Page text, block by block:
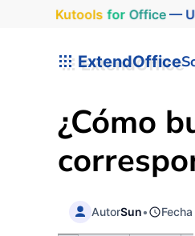
Kutools for Office—
ExtendOffice
¿Cómo
AutorSun•